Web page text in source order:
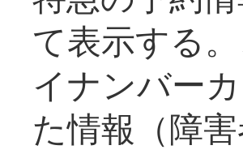
て表示する
イナンバー
た情報（障